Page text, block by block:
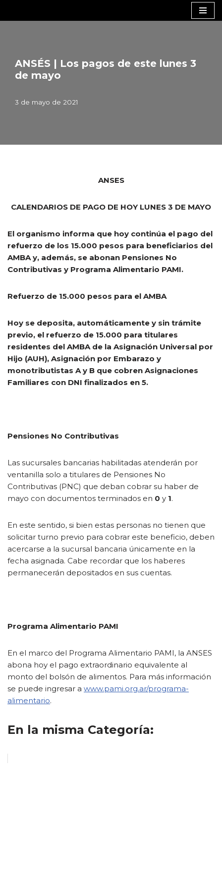
ANSÉS | Los pagos de este lunes 3
de mayo
3 de mayo de 2021
ANSES
CALENDARIOS DE PAGO DE HOY LUNES 3 DE MAYO
El organismo informa que hoy continúa el pago del
refuerzo de los 15.000 pesos para beneficiarios del
AMBA y, además, se abonan Pensiones No
Contributivas y Programa Alimentario PAMI.
Refuerzo de 15.000 pesos para el AMBA
Hoy se deposita, automáticamente y sin trámite
previo, el refuerzo de 15.000 para titulares
residentes del AMBA de la Asignación Universal por
Hijo (AUH), Asignación por Embarazo y
monotributistas A y B que cobren Asignaciones
Familiares con DNI finalizados en 5.
Pensiones No Contributivas
Las sucursales bancarias habilitadas atenderán por
ventanilla solo a titulares de Pensiones No
Contributivas (PNC) que deban cobrar su haber de
mayo con documentos terminados en 0 y 1.
En este sentido, si bien estas personas no tienen que
solicitar turno previo para cobrar este beneficio, deben
acercarse a la sucursal bancaria únicamente en la
fecha asignada. Cabe recordar que los haberes
permanecerán depositados en sus cuentas.
Programa Alimentario PAMI
En el marco del Programa Alimentario PAMI, la ANSES
abona hoy el pago extraordinario equivalente al
monto del bolsón de alimentos. Para más información
se puede ingresar a www.pami.org.ar/programa-
alimentario.
En la misma Categoría: